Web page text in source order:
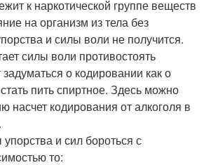
к наркотической группе веществ
на организм из тела без
и силы воли не получится.
силы воли противостоять
о кодировании как о
пить спиртное. Здесь можно
насчет кодирования от алкоголя в
и сил бороться с
то: